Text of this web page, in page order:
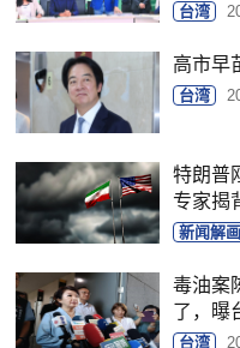
台湾
高市早
台湾
特朗普
专家揭
新闻解画
毒油案
了，曝
台湾